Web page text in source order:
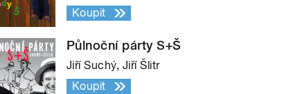
Koupit
Půlnoční párty S+Š
Jiří Suchý, Jiří Šlitr
Koupit